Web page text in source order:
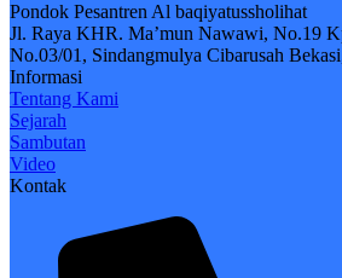
Pondok Pesantren Al baqiyatussholihat
Jl. Raya KHR. Ma’mun Nawawi, No.19
No.03/01, Sindangmulya Cibarusah
Informasi
Tentang Kami
Sejarah
Sambutan
Video
Kontak